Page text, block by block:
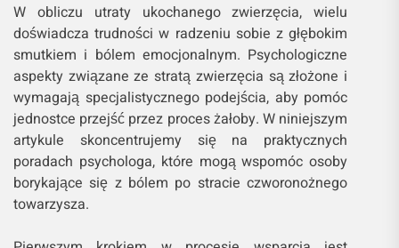
W obliczu utraty ukochanego zwierzęcia, wielu
doświadcza trudności w radzeniu sobie z głębokim
smutkiem i bólem emocjonalnym. Psychologiczne
aspekty związane ze stratą zwierzęcia są złożone i
wymagają specjalistycznego podejścia, aby pomóc
jednostce przejść przez proces żałoby. W niniejszym
artykule skoncentrujemy się na praktycznych
poradach psychologa, które mogą wspomóc osoby
borykające się z bólem po stracie czworonożnego
towarzysza.